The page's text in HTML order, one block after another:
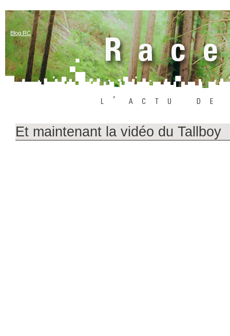
Blog RC
Et maintenant la vidéo du Tallboy